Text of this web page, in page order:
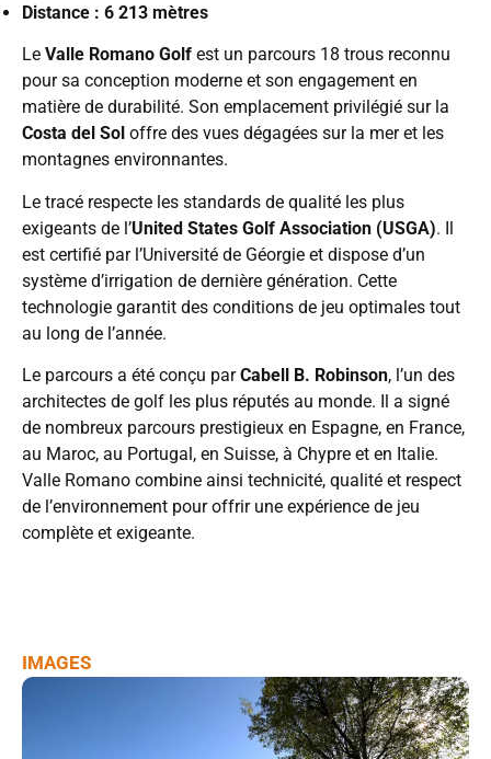
Distance : 6 213 mètres
Le Valle Romano Golfest un parcours 18 trous reconnu
pour sa conception moderne et son engagement en
matière de durabilité. Son emplacement privilégié sur la
Costa del Sol offre des vues dégagées sur la mer et les
montagnes environnantes.
Le tracé respecte les standards de qualité les plus
exigeants de l’United States Golf Association (USGA). Il
est certifié par l’Université de Géorgie et dispose d’un
système d’irrigation de dernière génération. Cette
technologie garantit des conditions de jeu optimales tout
au long de l’année.
Le parcours a été conçu parCabell B. Robinson, l’un des
architectes de golf les plus réputés au monde. Il a signé
de nombreux parcours prestigieux en Espagne, en France,
au Maroc, au Portugal, en Suisse, à Chypre et en Italie.
Valle Romano combine ainsi technicité, qualité et respect
de l’environnement pour offrir une expérience de jeu
complète et exigeante.